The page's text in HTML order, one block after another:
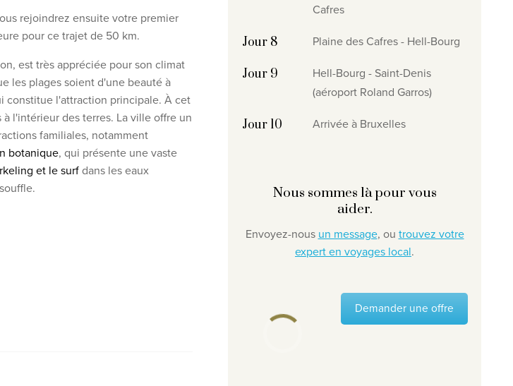
rejoindrez ensuite votre premier
pour ce trajet de 50 km.
est très appréciée pour son climat
les plages soient d'une beauté à
constitue l'attraction principale. À cet
l'intérieur des terres. La ville offre un
familiales, notamment
botanique, qui présente une vaste
et le surfdans les eaux
Cafres
Jour 8 Plaine des Cafres - Hell-Bourg
Jour 9
Hell-Bourg - Saint-Denis
(aéroport Roland Garros)
Jour 10 Arrivée à Bruxelles
Nous sommes là pour vous
aider.
Envoyez-nous un message, ou trouvez votre
expert en voyages local.
Demander une offre